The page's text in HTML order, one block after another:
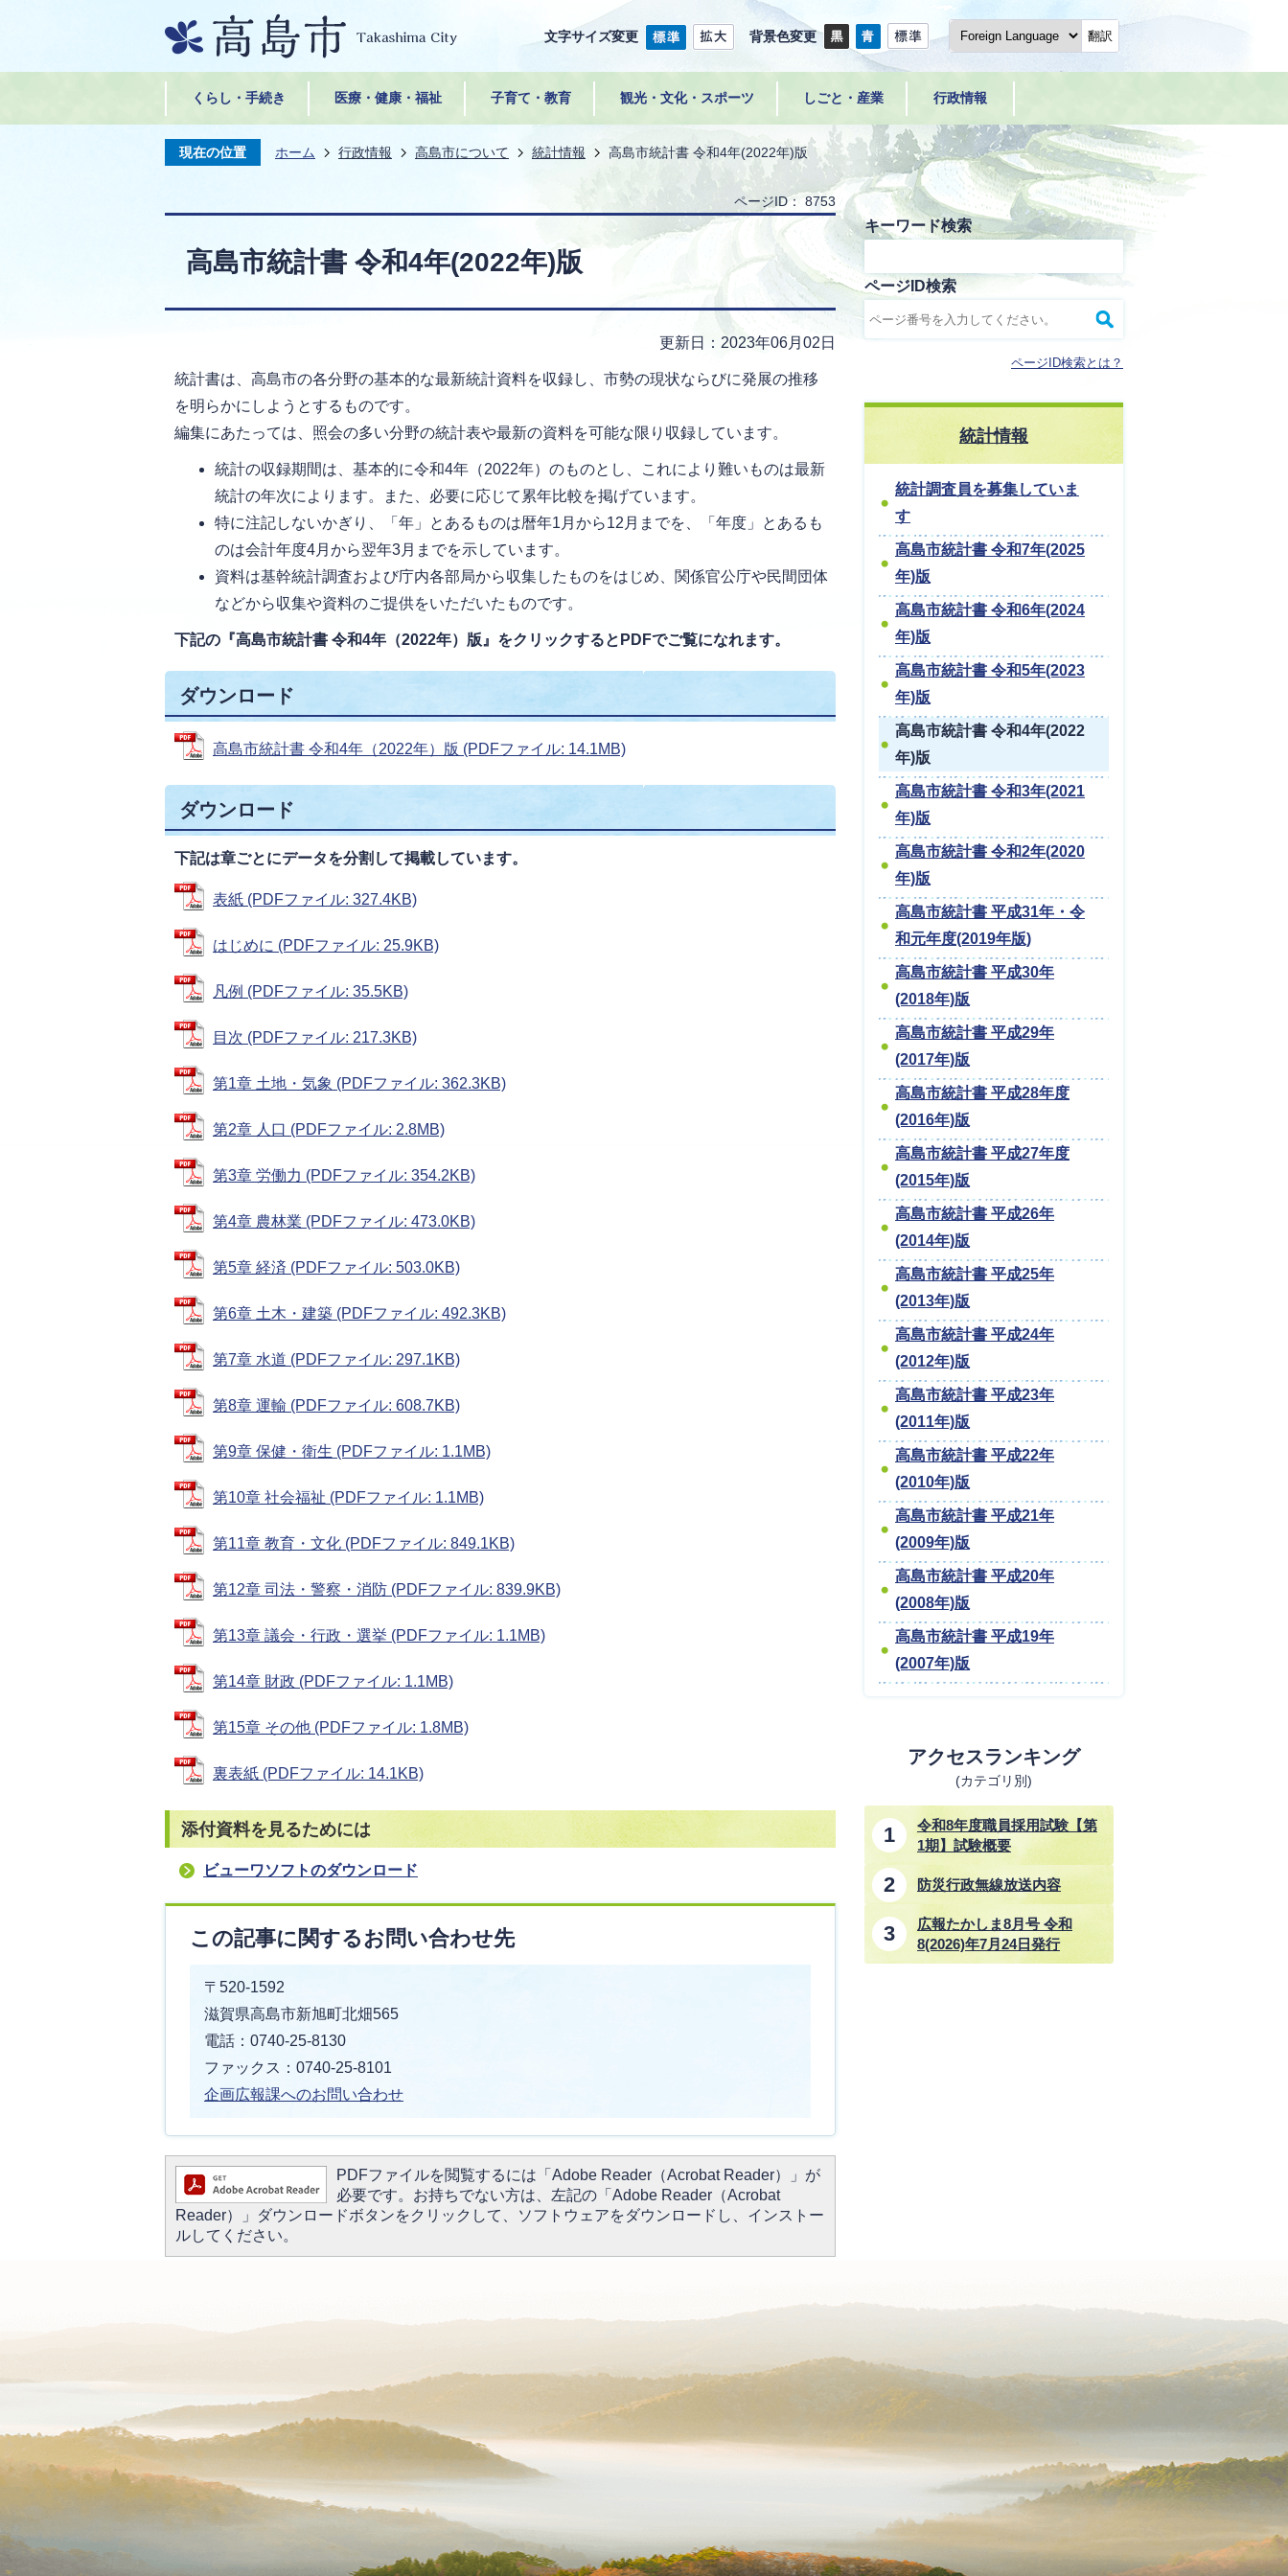
文字サイズ変更 背景色変更 翻訳
くらし・手続き 医療・健康・福祉 子育て・教育 観光・文化・スポーツ しごと・産業 行政情報
現在の位置 ホーム 行政情報 高島市について 統計情報 高島市統計書 令和4年(2022年)版
ページID： 8753
高島市統計書 令和4年(2022年)版
更新日：2023年06月02日
統計書は、高島市の各分野の基本的な最新統計資料を収録し、市勢の現状ならびに発展の推移
を明らかにしようとするものです。
編集にあたっては、照会の多い分野の統計表や最新の資料を可能な限り収録しています。
統計の収録期間は、基本的に令和4年（2022年）のものとし、これにより難いものは最新
統計の年次によります。また、必要に応じて累年比較を掲げています。
特に注記しないかぎり、「年」とあるものは暦年1月から12月までを、「年度」とあるも
のは会計年度4月から翌年3月までを示しています。
資料は基幹統計調査および庁内各部局から収集したものをはじめ、関係官公庁や民間団体
などから収集や資料のご提供をいただいたものです。
下記の『高島市統計書 令和4年（2022年）版』をクリックするとPDFでご覧になれます。
ダウンロード
高島市統計書 令和4年（2022年）版 (PDFファイル: 14.1MB)
ダウンロード
下記は章ごとにデータを分割して掲載しています。
表紙 (PDFファイル: 327.4KB)
はじめに (PDFファイル: 25.9KB)
凡例 (PDFファイル: 35.5KB)
目次 (PDFファイル: 217.3KB)
第1章 土地・気象 (PDFファイル: 362.3KB)
第2章 人口 (PDFファイル: 2.8MB)
第3章 労働力 (PDFファイル: 354.2KB)
第4章 農林業 (PDFファイル: 473.0KB)
第5章 経済 (PDFファイル: 503.0KB)
第6章 土木・建築 (PDFファイル: 492.3KB)
第7章 水道 (PDFファイル: 297.1KB)
第8章 運輸 (PDFファイル: 608.7KB)
第9章 保健・衛生 (PDFファイル: 1.1MB)
第10章 社会福祉 (PDFファイル: 1.1MB)
第11章 教育・文化 (PDFファイル: 849.1KB)
第12章 司法・警察・消防 (PDFファイル: 839.9KB)
第13章 議会・行政・選挙 (PDFファイル: 1.1MB)
第14章 財政 (PDFファイル: 1.1MB)
第15章 その他 (PDFファイル: 1.8MB)
裏表紙 (PDFファイル: 14.1KB)
添付資料を見るためには
ビューワソフトのダウンロード
この記事に関するお問い合わせ先
〒520-1592
滋賀県高島市新旭町北畑565
電話：0740-25-8130
ファックス：0740-25-8101
企画広報課へのお問い合わせ
PDFファイルを閲覧するには「Adobe Reader（Acrobat Reader）」が
必要です。お持ちでない方は、左記の「Adobe Reader（Acrobat
Reader）」ダウンロードボタンをクリックして、ソフトウェアをダウンロードし、インストー
ルしてください。
キーワード検索
ページID検索
ページID検索とは？
統計情報
統計調査員を募集していま
す
高島市統計書 令和7年(2025
年)版
高島市統計書 令和6年(2024
年)版
高島市統計書 令和5年(2023
年)版
高島市統計書 令和4年(2022
年)版
高島市統計書 令和3年(2021
年)版
高島市統計書 令和2年(2020
年)版
高島市統計書 平成31年・令
和元年度(2019年版)
高島市統計書 平成30年
(2018年)版
高島市統計書 平成29年
(2017年)版
高島市統計書 平成28年度
(2016年)版
高島市統計書 平成27年度
(2015年)版
高島市統計書 平成26年
(2014年)版
高島市統計書 平成25年
(2013年)版
高島市統計書 平成24年
(2012年)版
高島市統計書 平成23年
(2011年)版
高島市統計書 平成22年
(2010年)版
高島市統計書 平成21年
(2009年)版
高島市統計書 平成20年
(2008年)版
高島市統計書 平成19年
(2007年)版
アクセスランキング
(カテゴリ別)
令和8年度職員採用試験【第
1期】試験概要
防災行政無線放送内容
広報たかしま8月号 令和
8(2026)年7月24日発行